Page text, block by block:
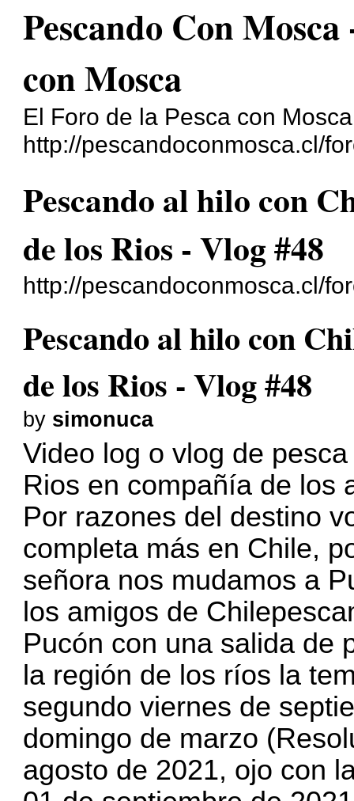
Pescando Con
con Mosca
El Foro de la Pesca con
http://pescandoconmosca.cl/
Pescando al hilo con
de los Rios - Vlog #48
http://pescandoconmosca.cl/
Pescando al hilo con
de los Rios - Vlog #48
by simonuca
Video log o vlog de
Rios en compañía de los
Por razones del destino
completa más en Chile,
señora nos mudamos a
los amigos de
Pucón con una salida de
la región de los ríos la
segundo viernes de
domingo de marzo
agosto de 2021, ojo con